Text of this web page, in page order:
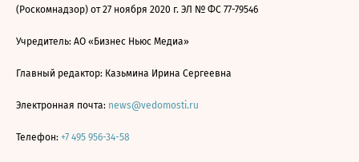
(Роскомнадзор) от 27 ноября 2020 г. ЭЛ № ФС 77-79546
Учредитель: АО «Бизнес Ньюс Медиа»
Главный редактор: Казьмина Ирина Сергеевна
Электронная почта: news@vedomosti.ru
Телефон: +7 495 956-34-58